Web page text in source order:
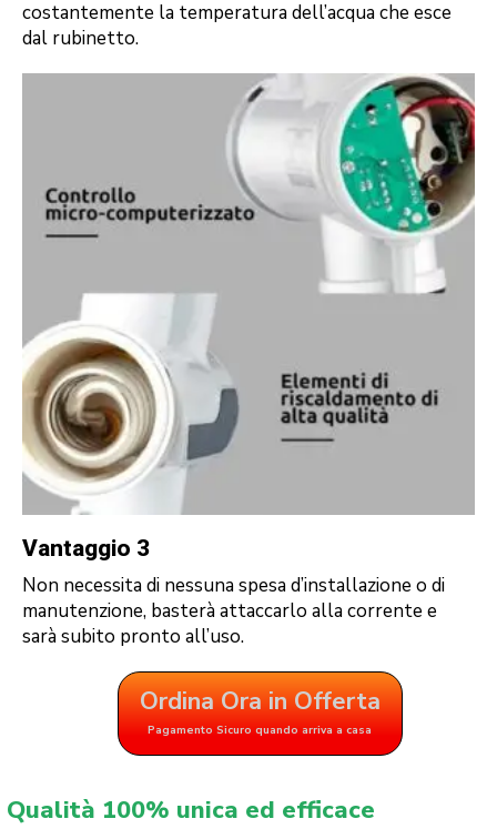
costantemente la temperatura dell’acqua che esce
dal rubinetto.
Vantaggio 3
Non necessita di nessuna spesa d’installazione o di
manutenzione, basterà attaccarlo alla corrente e
sarà subito pronto all’uso.
Ordina Ora in Offerta
Pagamento Sicuro quando arriva a casa
Qualità 100% unica ed efficace